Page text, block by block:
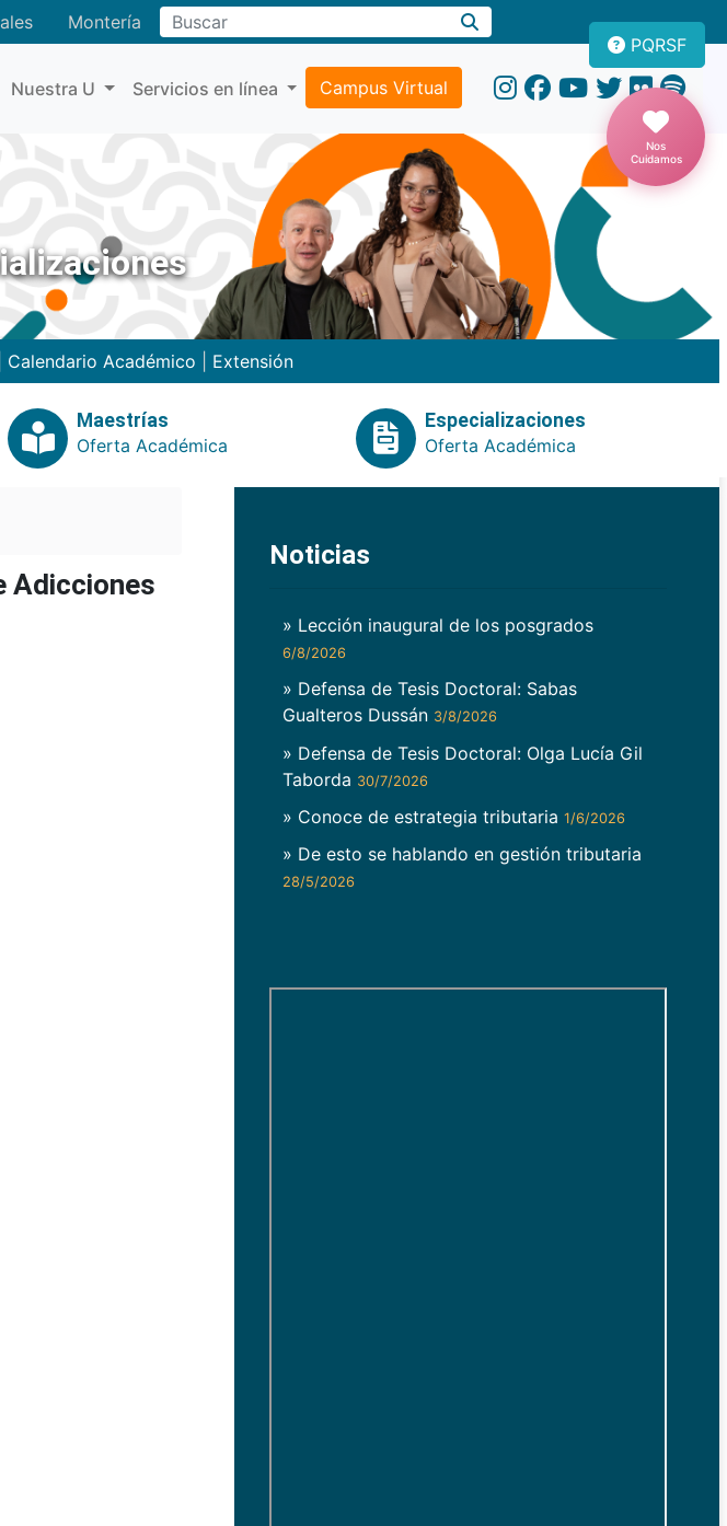
MonteríaBuscar
Nuestra U Servicios en línea Campus Virtual
PQRSF
Nos
Cuidamos
Calendario Académico Extensión
Maestrías
Oferta Académica
Especializaciones
Oferta Académica
Adicciones
Noticias
» Lección inaugural de los posgrados
6/8/2026
» Defensa de Tesis Doctoral: Sabas
Gualteros Dussán 3/8/2026
» Defensa de Tesis Doctoral: Olga Lucía Gil
Taborda 30/7/2026
» Conoce de estrategia tributaria 1/6/2026
» De esto se hablando en gestión tributaria
28/5/2026